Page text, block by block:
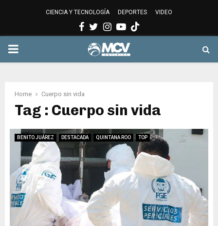
CIENCIA Y TECNOLOGÍA DEPORTES VIDEO
Facebook
Twitter
Instagram
Youtube
PRIMARY
Home Cuerpo sin vida
Tag : Cuerpo sin vida
BENITO JUÁREZ DESTACADA QUINTANA ROO TOP